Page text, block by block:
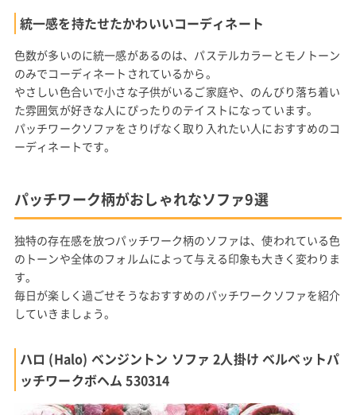
統一感を持たせたかわいいコーディネート
色数が多いのに統一感があるのは、パステルカラーとモノトーン
のみでコーディネートされているから。
やさしい色合いで小さな子供がいるご家庭や、のんびり落ち着い
た雰囲気が好きな人にぴったりのテイストになっています。
パッチワークソファをさりげなく取り入れたい人におすすめのコ
ーディネートです。
パッチワーク柄がおしゃれなソファ9選
独特の存在感を放つパッチワーク柄のソファは、使われている色
のトーンや全体のフォルムによって与える印象も大きく変わりま
す。
毎日が楽しく過ごせそうなおすすめのパッチワークソファを紹介
していきましょう。
ハロ (Halo) ベンジントン ソファ 2人掛け ベルベットパ
ッチワークボヘム 530314